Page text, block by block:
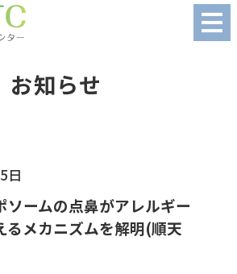
お知らせ
日
ソームの点鼻がアレルギー
るメカニズムを解明(順天